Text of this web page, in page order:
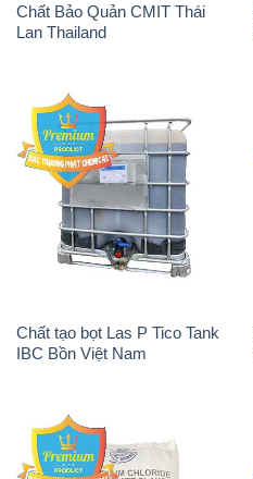
Chất Bảo Quản CMIT Thái
Lan Thailand
Chất tạo bọt Las P Tico Tank
IBC Bồn Việt Nam